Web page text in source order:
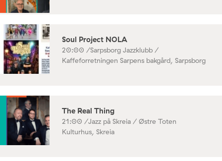
Soul Project NOLA
20:00 /Sarpsborg Jazzklubb /
Kaffeforretningen Sarpens bakgård, Sarpsborg
The Real Thing
21:00 /Jazz på Skreia / Østre Toten
Kulturhus, Skreia